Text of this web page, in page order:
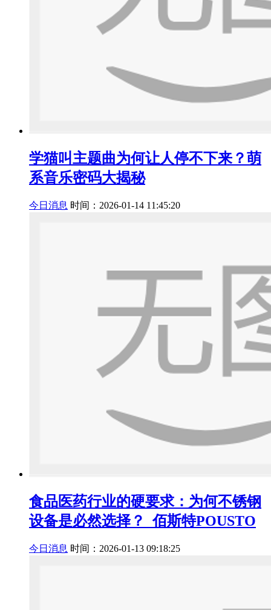
学猫叫主题曲为何让人停不下来？萌
系音乐密码大揭秘
今日消息 时间：2026-01-14 11:45:20
食品医药行业的硬要求：为何不锈钢
设备是必然选择？_佰斯特POUSTO
今日消息 时间：2026-01-13 09:18:25